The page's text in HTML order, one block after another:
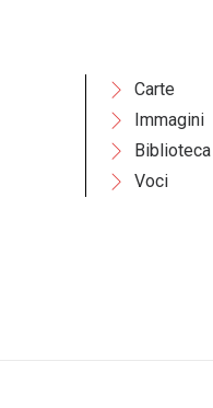
Carte
Immagini
Biblioteca
Voci